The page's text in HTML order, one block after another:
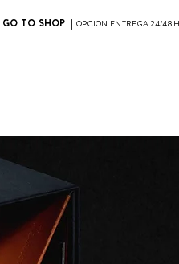
GO TO SHOP | OPCION ENTREGA 24/48 H